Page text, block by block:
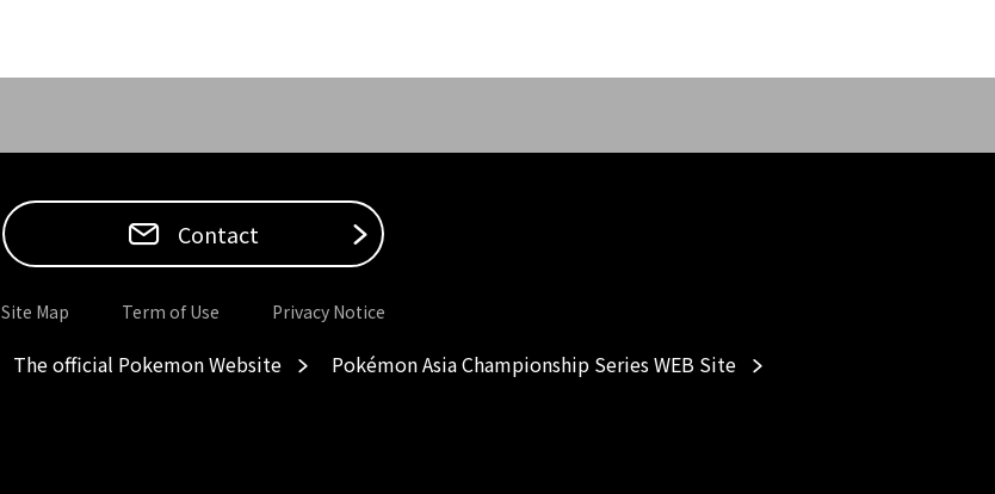
Contact
Site Map Term of Use Privacy Notice
The official Pokemon Website Pokémon Asia Championship Series WEB Site